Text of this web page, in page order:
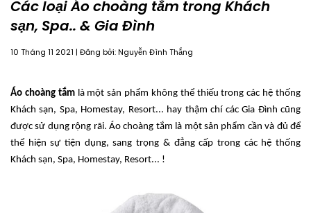
Các loại Áo choàng tắm trong Khách
sạn, Spa.. & Gia Đình
10 Tháng 11 2021 | Đăng bởi: Nguyễn Đình Thắng
Áo choàng tắmlà một sản phẩm không thể thiếu trong các hệ thống
Khách sạn, Spa, Homestay, Resort... hay thậm chí các Gia Đình cũng
được sử dụng rộng rãi. Áo choàng tắm là một sản phẩm cần và đủ để
thể hiện sự tiện dụng, sang trọng & đẳng cấp trong các hệ thống
Khách sạn, Spa, Homestay, Resort... !